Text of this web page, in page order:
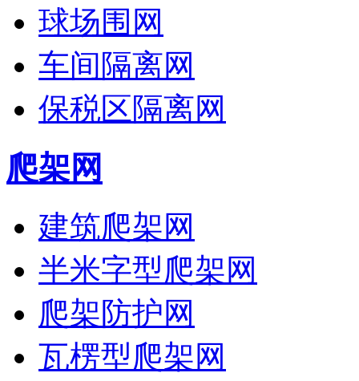
球场围网
车间隔离网
保税区隔离网
爬架网
建筑爬架网
半米字型爬架网
爬架防护网
瓦楞型爬架网